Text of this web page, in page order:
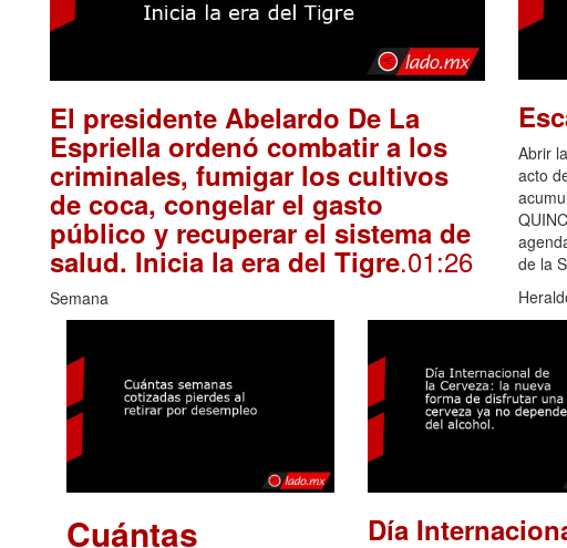
El presidente Abelardo De La
Espriella ordenó combatir a los
criminales, fumigar los cultivos
de coca, congelar el gasto
público y recuperar el sistema de
salud. Inicia la era del Tigre.01:26
Semana
Abrir
acto
de la
Cuántas Día